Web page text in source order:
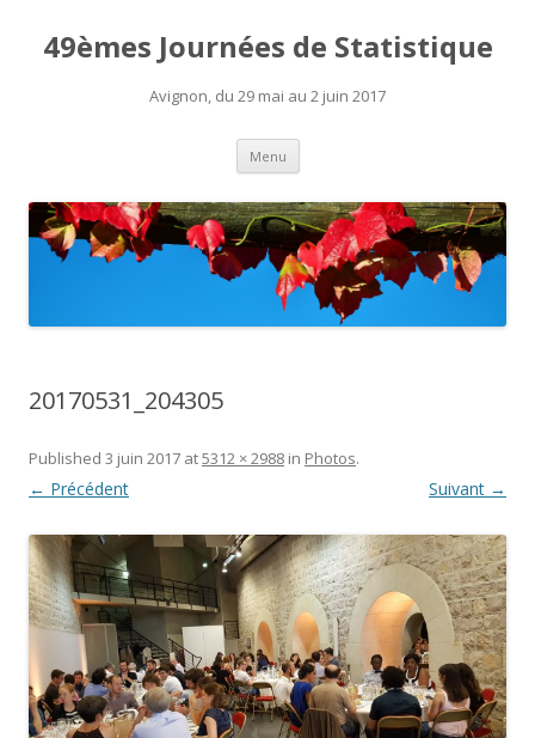
49èmes Journées de Statistique
Avignon, du 29 mai au 2 juin 2017
Menu Aller
contenu
20170531_204305
Published 3 juin 2017 at5312 × 2988 in Photos.
← Précédent Suivant →